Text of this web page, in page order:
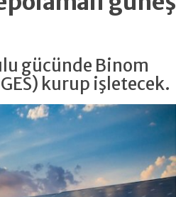
gücünde Binom
kurup işletecek.